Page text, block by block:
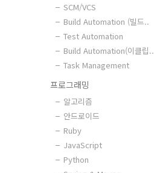
SCM/VCS
Build Automation (빌드..
Test Automation
Build Automation(이클립..
Task Management
프로그래밍
알고리즘
안드로이드
Ruby
JavaScript
Python